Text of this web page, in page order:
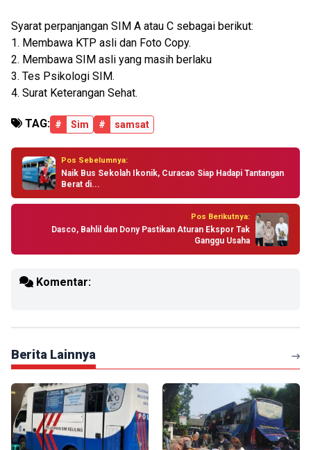
Syarat perpanjangan SIM A atau C sebagai berikut:
1. Membawa KTP asli dan Foto Copy.
2. Membawa SIM asli yang masih berlaku
3. Tes Psikologi SIM.
4. Surat Keterangan Sehat.
TAG: # Sim # samsat
Pos Sebelumnya:
Naik Bus Sekolah Ikonik, Curacao Siap Hadapi Tantangan
Berat di...
Pos Berikutnya:
Dasco, Bahlil dan Dony Pastikan Aturan Ekspor Tak
Ganggu Usaha
Komentar:
Berita Lainnya